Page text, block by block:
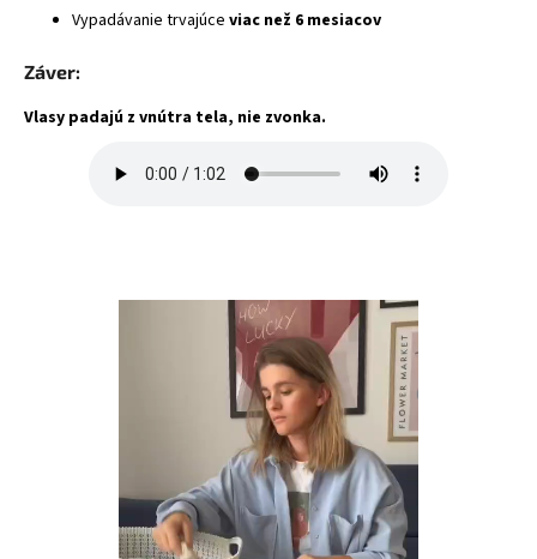
Vypadávanie trvajúce viac než 6 mesiacov
Záver:
Vlasy padajú z vnútra tela, nie zvonka.